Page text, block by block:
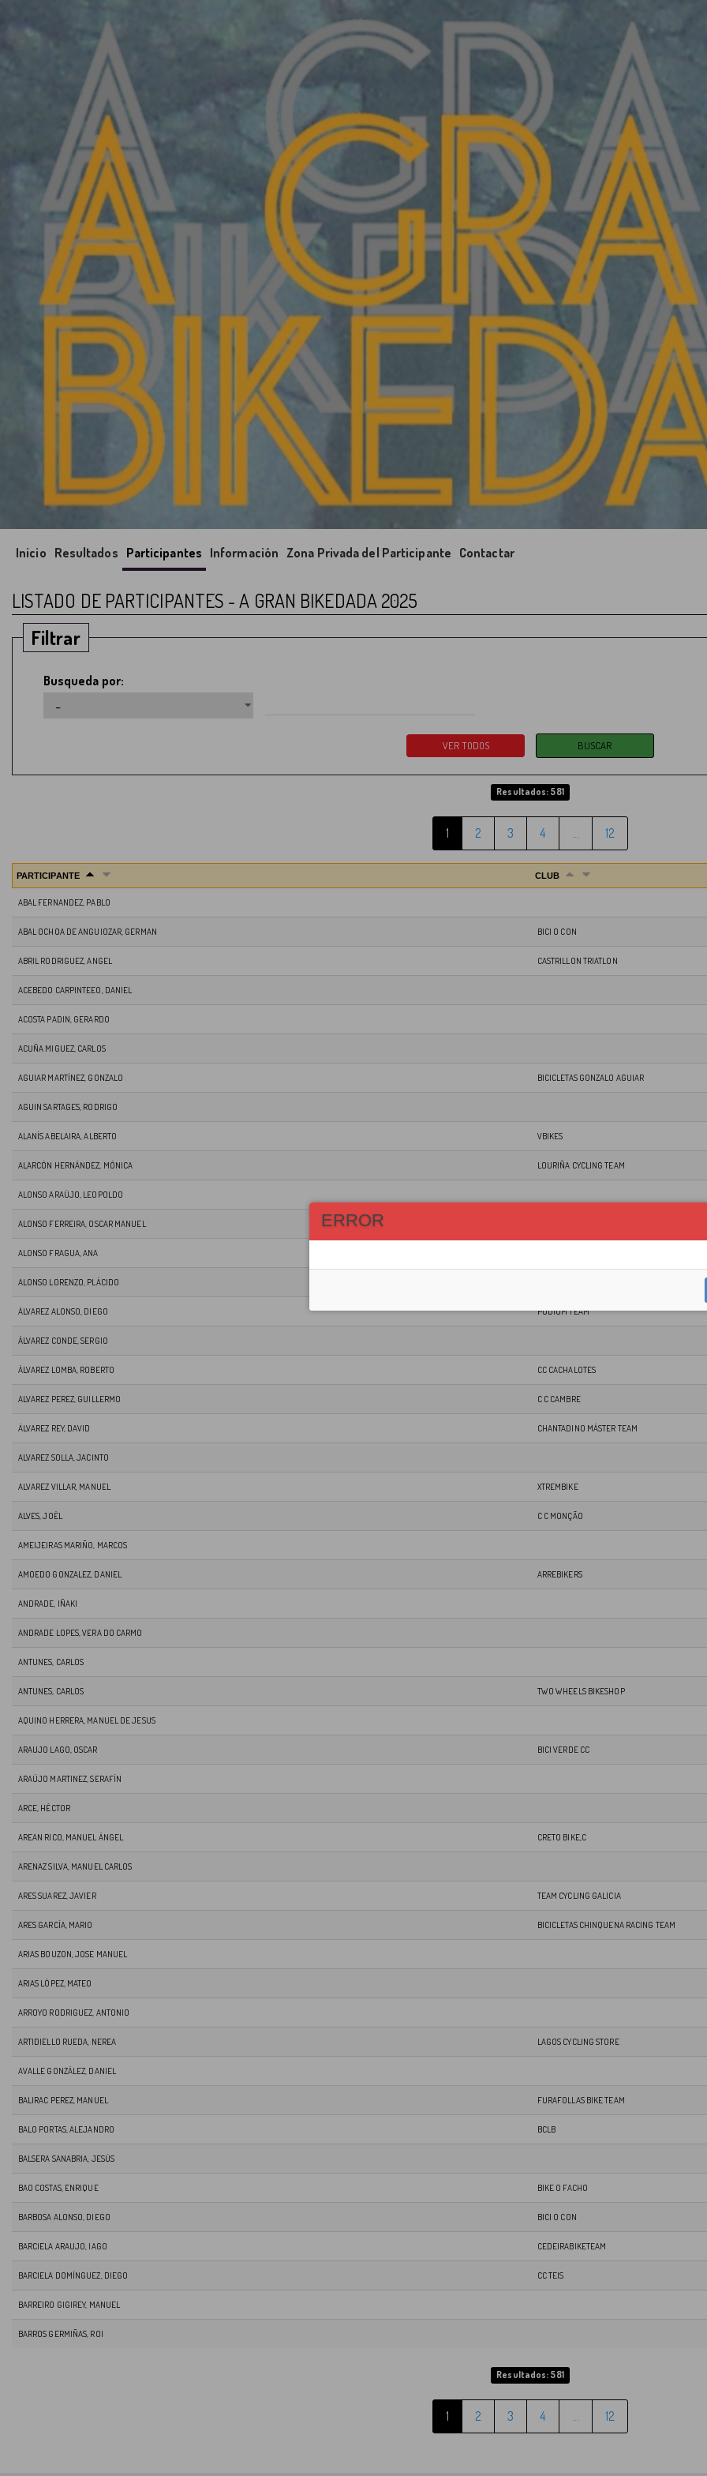
Inicio Resultados Participantes Información Zona Privada del Participante Contactar
LISTADO DE PARTICIPANTES - A GRAN BIKEDADA 2025
Filtrar
Busqueda por:
Resultados: 581
1 2 3 4 12
PARTICIPANTE CLUB
ABAL FERNANDEZ, PABLO
ABAL OCHOA DE ANGUIOZAR, GERMAN BICI O CON
ABRIL RODRIGUEZ, ANGEL CASTRILLON TRIATLON
ACEBEDO CARPINTEEO, DANIEL
ACOSTA PADIN, GERARDO
ACUÑA MIGUEZ, CARLOS
AGUIAR MARTÍNEZ, GONZALO BICICLETAS GONZALO AGUIAR
AGUIN SARTAGES, RODRIGO
ALANÍS ABELAIRA, ALBERTO VBIKES
ALARCÓN HERNÁNDEZ, MÓNICA LOURIÑA CYCLING TEAM
ALONSO ARAÚJO, LEOPOLDO
ALONSO FERREIRA, OSCAR MANUEL
ALONSO FRAGUA, ANA
ALONSO LORENZO, PLÁCIDO
ÁLVAREZ ALONSO, DIEGO PODIUM TEAM
ÁLVAREZ CONDE, SERGIO
ÁLVAREZ LOMBA, ROBERTO CC CACHALOTES
ALVAREZ PEREZ, GUILLERMO C C CAMBRE
ÁLVAREZ REY, DAVID CHANTADINO MÁSTER TEAM
ALVAREZ SOLLA, JACINTO
ALVAREZ VILLAR, MANUEL XTREMBIKE
ALVES, JOËL C C MONÇÃO
AMEIJEIRAS MARIÑO, MARCOS
AMOEDO GONZALEZ, DANIEL ARREBIKERS
ANDRADE, IÑAKI
ANDRADE LOPES, VERA DO CARMO
ANTUNES, CARLOS
ANTUNES, CARLOS TWO WHEELS BIKESHOP
AQUINO HERRERA, MANUEL DE JESUS
ARAUJO LAGO, OSCAR BICI VERDE CC
ARAÚJO MARTINEZ, SERAFÍN
ARCE, HÉCTOR
AREAN RICO, MANUEL ÁNGEL CRETO BIKE,C
ARENAZ SILVA, MANUEL CARLOS
ARES SUAREZ, JAVIER TEAM CYCLING GALICIA
ARES GARCÍA, MARIO BICICLETAS CHINQUENA RACING TEAM
ARIAS BOUZON, JOSE MANUEL
ARIAS LÓPEZ, MATEO
ARROYO RODRIGUEZ, ANTONIO
ARTIDIELLO RUEDA, NEREA LAGOS CYCLING STORE
AVALLE GONZÁLEZ, DANIEL
BALIRAC PEREZ, MANUEL FURAFOLLAS BIKE TEAM
BALO PORTAS, ALEJANDRO BCLB
BALSERA SANABRIA, JESÚS
BAO COSTAS, ENRIQUE BIKE O FACHO
BARBOSA ALONSO, DIEGO BICI O CON
BARCIELA ARAUJO, IAGO CEDEIRABIKETEAM
BARCIELA DOMÍNGUEZ, DIEGO CC TEIS
BARREIRO GIGIREY, MANUEL
BARROS GERMIÑAS, ROI
Resultados: 581
1 2 3 4 12
ERROR